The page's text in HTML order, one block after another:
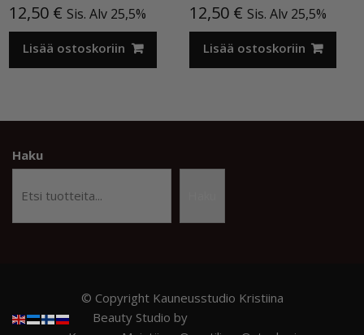
12,50 € Sis. Alv 25,5%
Lisää ostoskoriin
12,50 € Sis. Alv 25,5%
Lisää ostoskoriin
Haku
© Copyright Kauneusstudio Kristiina
Beauty Studio by